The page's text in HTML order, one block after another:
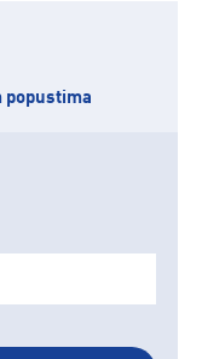
popustima